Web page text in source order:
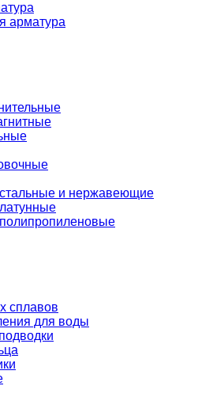
арматура
и нержавеющие
сплавов
для воды